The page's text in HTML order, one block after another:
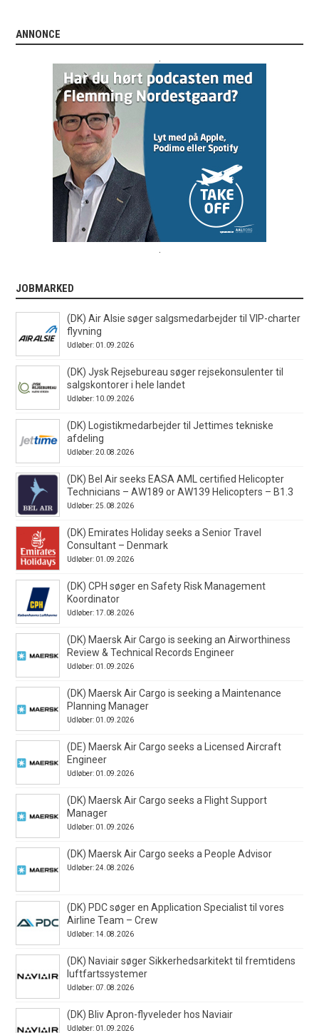
ANNONCE
JOBMARKED
(DK) Air Alsie søger salgsmedarbejder til VIP-charter
flyvning
Udløber: 01.09.2026
(DK) Jysk Rejsebureau søger rejsekonsulenter til
salgskontorer i hele landet
Udløber: 10.09.2026
(DK) Logistikmedarbejder til Jettimes tekniske
afdeling
Udløber: 20.08.2026
(DK) Bel Air seeks EASA AML certified Helicopter
Technicians – AW189 or AW139 Helicopters – B1.3
Udløber: 25.08.2026
(DK) Emirates Holiday seeks a Senior Travel
Consultant – Denmark
Udløber: 01.09.2026
(DK) CPH søger en Safety Risk Management
Koordinator
Udløber: 17.08.2026
(DK) Maersk Air Cargo is seeking an Airworthiness
Review & Technical Records Engineer
Udløber: 01.09.2026
(DK) Maersk Air Cargo is seeking a Maintenance
Planning Manager
Udløber: 01.09.2026
(DE) Maersk Air Cargo seeks a Licensed Aircraft
Engineer
Udløber: 01.09.2026
(DK) Maersk Air Cargo seeks a Flight Support
Manager
Udløber: 01.09.2026
(DK) Maersk Air Cargo seeks a People Advisor
Udløber: 24.08.2026
(DK) PDC søger en Application Specialist til vores
Airline Team – Crew
Udløber: 14.08.2026
(DK) Naviair søger Sikkerhedsarkitekt til fremtidens
luftfartssystemer
Udløber: 07.08.2026
(DK) Bliv Apron-flyveleder hos Naviair
Udløber: 01.09.2026